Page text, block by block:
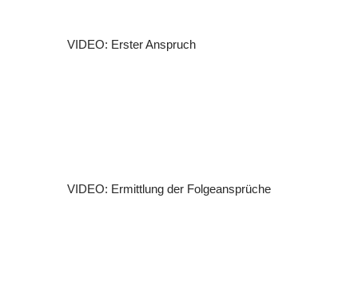
VIDEO: Erster Anspruch
VIDEO: Ermittlung der Folgeansprüche